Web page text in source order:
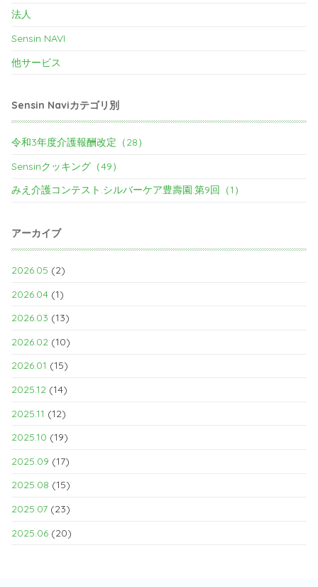
法人
Sensin NAVI
他サービス
Sensin Naviカテゴリ別
令和3年度介護報酬改定（28）
Sensinクッキング（49）
みえ介護コンテスト.シルバーケア豊壽園.第9回（1）
アーカイブ
2026.05 (2)
2026.04 (1)
2026.03 (13)
2026.02 (10)
2026.01 (15)
2025.12 (14)
2025.11 (12)
2025.10 (19)
2025.09 (17)
2025.08 (15)
2025.07 (23)
2025.06 (20)